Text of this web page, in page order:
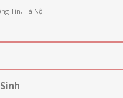
Tín, Hà Nội